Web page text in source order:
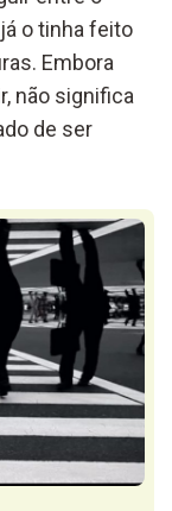
o tinha feito
Embora
não significa
de ser